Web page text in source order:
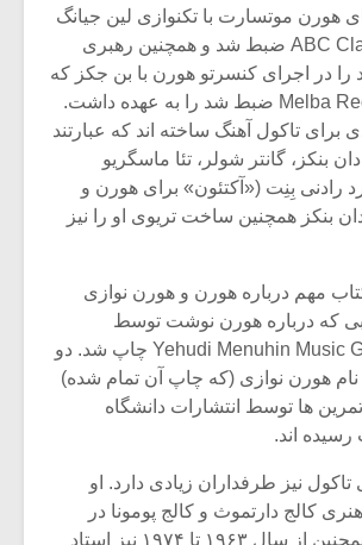
هورن موتسارت با تکنوازی لین جیانگ
که توسط ABC Classics ضبط شد و همچنین رهبری
را در اجرای کنسرتو هورن با بن جکز که
برای تاکول آهنگ ساخته اند که عبارتند
بنکز، گانتر شولر، تئا ماسگریو
رادنی بِنِت («آکتئون» برای هورن و
بنکز همچنین ساخت تریوی او را نیز
مهم درباره هورن و هورن نوازی
که درباره هورن نوشت توسط
انتشارات Yehudi Menuhin Music Guides چاپ شد. دو
هورن نوازی (که چاپ آن تمام شده)
ها توسط انتشارات دانشگاه
اند.
نیز طرفداران زیادی دارد. او
کالج دارتموث و کالج پومونا در
ایالات متحده و همچنین از سال ۱۹۶۳ تا ۱۹۷۴ نیز استاد
اگر نمی توانی
مشهورترین باشی،
بدنام ترین باش
برگزار
موسیقی